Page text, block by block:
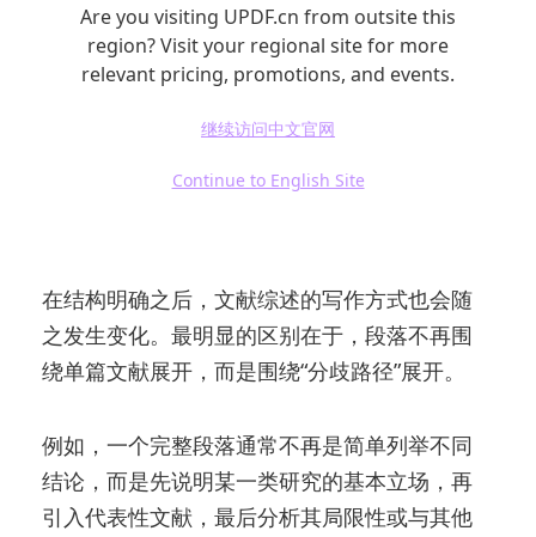
Are you visiting UPDF.cn from outsite this
region? Visit your regional site for more
relevant pricing, promotions, and events.
继续访问中文官网
Continue to English Site
成为“结构的一部分”。
在结构明确之后，文献综述的写作方式也会随
之发生变化。最明显的区别在于，段落不再围
绕单篇文献展开，而是围绕“分歧路径”展开。
例如，一个完整段落通常不再是简单列举不同
结论，而是先说明某一类研究的基本立场，再
引入代表性文献，最后分析其局限性或与其他